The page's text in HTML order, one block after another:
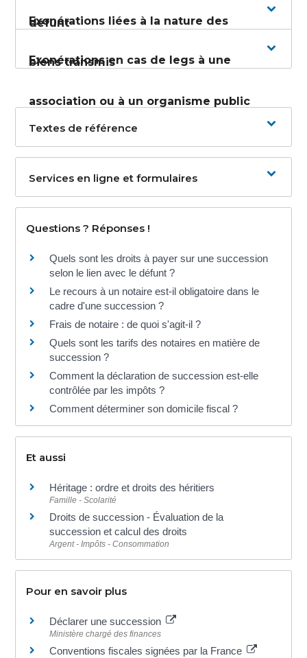
défunt
Exonérations liées à la nature des
biens transmis
Exonérations en cas de legs à une
association ou à un organisme public
Textes de référence
Services en ligne et formulaires
Questions ? Réponses !
Quels sont les droits à payer sur une succession
selon le lien avec le défunt ?
Le recours à un notaire est-il obligatoire dans le
cadre d'une succession ?
Frais de notaire : de quoi s'agit-il ?
Quels sont les tarifs des notaires en matière de
succession ?
Comment la déclaration de succession est-elle
contrôlée par les impôts ?
Comment déterminer son domicile fiscal ?
Et aussi
Héritage : ordre et droits des héritiers
Famille - Scolarité
Droits de succession - Évaluation de la
succession et calcul des droits
Argent - Impôts - Consommation
Pour en savoir plus
Déclarer une succession
Ministère chargé des finances
Conventions fiscales signées par la France